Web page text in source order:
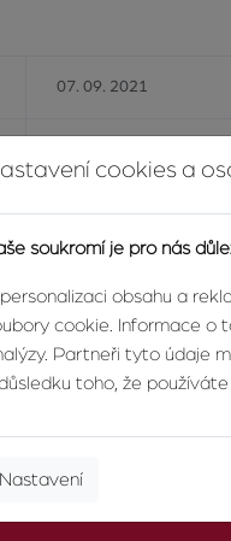
07. 09. 2021
k pronájmu
cookies a
soukromí je pro nás
obsahu a
cookie. Informace o
Partneři tyto údaje
toho, že používáte
Nastavení